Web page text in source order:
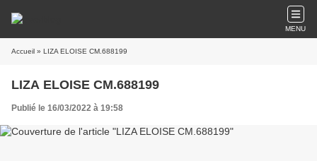
MENU
Accueil » LIZA ELOISE CM.688199
LIZA ELOISE CM.688199
Publié le 16/03/2022 à 19:58